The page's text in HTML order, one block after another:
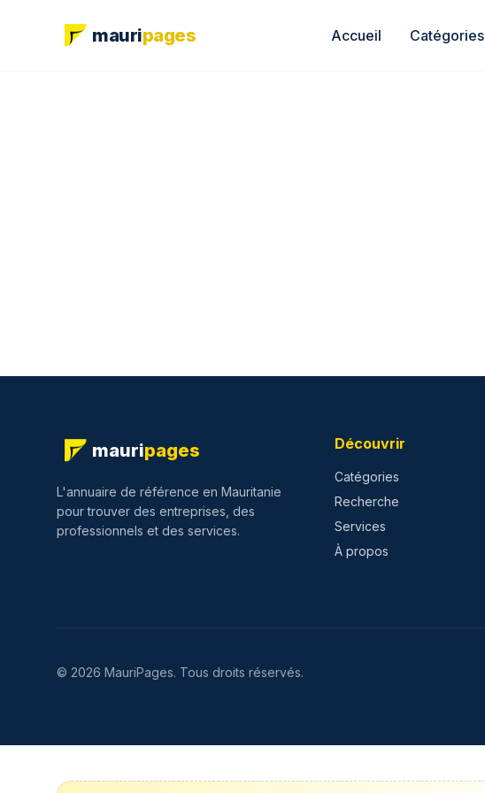
mauripages Accueil Catégories
mauripages
L'annuaire de référence en Mauritanie
pour trouver des entreprises, des
professionnels et des services.
Découvrir
Catégories
Recherche
Services
À propos
© 2026 MauriPages. Tous droits réservés.